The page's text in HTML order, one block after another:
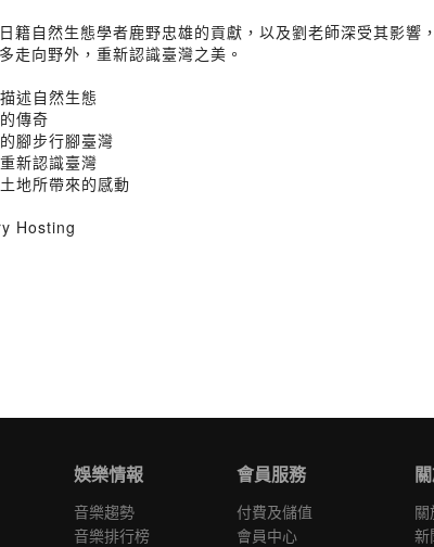
籍自然生態學者鹿野忠雄的貢獻，以及劉老師深受其影響
走向野外，重新認識臺灣之美。
述自然生態
傳奇
腳步行腳臺灣
新認識臺灣
地所帶來的感動
Hosting
娛樂情報
音樂趨勢
音樂排行榜
會員服務
付費及儲值
會員中心
關
新